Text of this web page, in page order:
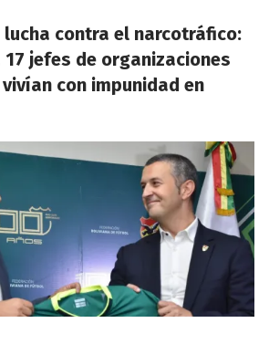
lucha contra el narcotráfico:
jefes de organizaciones
con impunidad en